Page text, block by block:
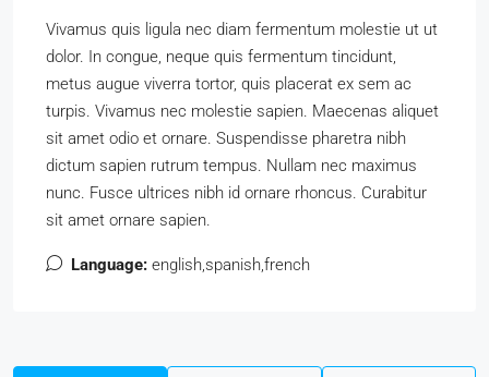
Vivamus quis ligula nec diam fermentum molestie ut ut
dolor. In congue, neque quis fermentum tincidunt,
metus augue viverra tortor, quis placerat ex sem ac
turpis. Vivamus nec molestie sapien. Maecenas aliquet
sit amet odio et ornare. Suspendisse pharetra nibh
dictum sapien rutrum tempus. Nullam nec maximus
nunc. Fusce ultrices nibh id ornare rhoncus. Curabitur
sit amet ornare sapien.
Language: english,spanish,french